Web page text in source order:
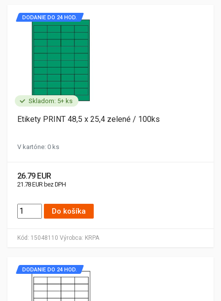
Skladom: 5+ ks
Kód: 15048110 Výrobca: KRPA
DODANIE DO 24 HOD.
Etikety PRINT 48,5 x 25,4 zelené / 100ks
V kartóne: 0 ks
26.79 EUR
21.78 EUR bez DPH
Do košíka
DODANIE DO 24 HOD.